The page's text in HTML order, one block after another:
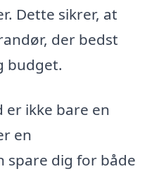
Dette sikrer, at
der bedst
budget.
ikke bare en
en
spare dig for både